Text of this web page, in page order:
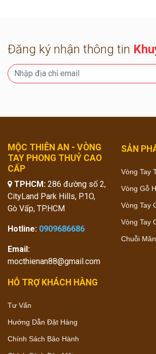
Đăng ký nhận thông tin
MỘC THIÊN AN - VÒNG
TAY PHONG THUỶ CAO
CẤP
TPHCM: 286 đường số 2,
CityLand Park Hills, P.1O,
Gò Vấp, TP.HCM
Hotline: 0909686686
Email:
mocthienan88@gmail.com
SẢN
Vòng Tay
Vòng Gỗ
Vòng Tay
Vòng Tay
Chuỗi
HỖ TRỢ KHÁCH HÀNG
Tư Vấn
Hướng Dẫn Đặt Hàng
Chính Sách Bảo Hành